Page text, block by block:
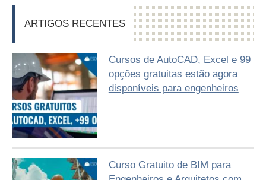
ARTIGOS RECENTES
Cursos de AutoCAD, Excel e 99
opções gratuitas estão agora
disponíveis para engenheiros
Curso Gratuito de BIM para